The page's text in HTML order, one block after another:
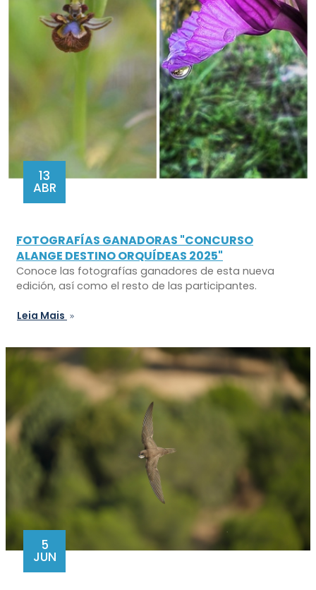
13
ABR
FOTOGRAFÍAS GANADORAS "CONCURSO
ALANGE DESTINO ORQUÍDEAS 2025"
Conoce las fotografías ganadores de esta nueva
edición, así como el resto de las participantes.
Leia Mais
5
JUN